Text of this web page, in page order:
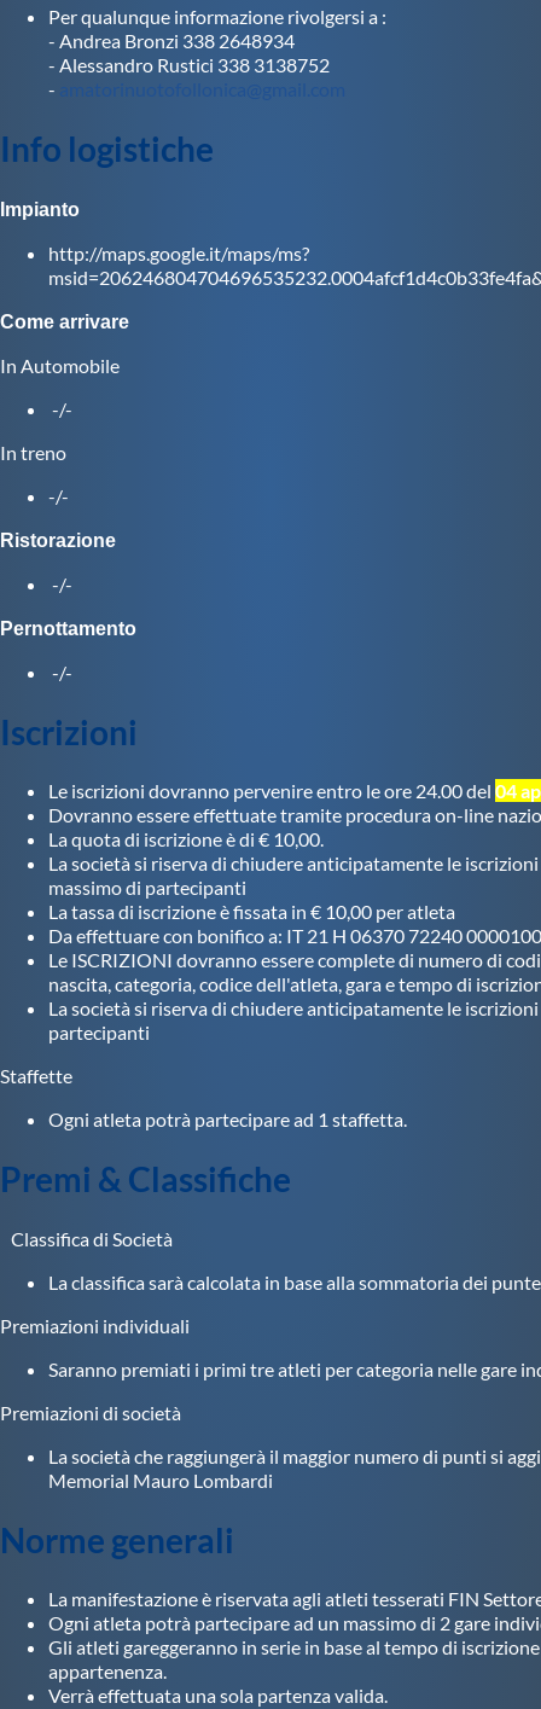
Area Legislativa
Sostenibilità
Privacy
Cookie Policy
Flash News
Galleria fotografica
Webmail
Contatti
Mappa del sito
Per qualunque informazione rivolgersi a :
- Andrea Bronzi 338 2648934
- Alessandro Rustici 338 3138752
- amatorinuotofollonica@gmail.com
Info logistiche
Impianto
http://maps.google.it/maps/ms?
Come arrivare
In Automobile
-/-
In treno
-/-
Ristorazione
-/-
Pernottamento
-/-
Iscrizioni
Le iscrizioni dovranno pervenire entro le ore 24.00 del 04
Dovranno essere effettuate tramite procedura on-line
La quota di iscrizione è di € 10,00.
La società si riserva di chiudere anticipatamente le
massimo di partecipanti
La tassa di iscrizione è fissata in € 10,00 per atleta
Da effettuare con bonifico a: IT 21 H 06370 72240
Le ISCRIZIONI dovranno essere complete di numero di
nascita, categoria, codice dell'atleta, gara e tempo di
La società si riserva di chiudere anticipatamente le
partecipanti
Staffette
Ogni atleta potrà partecipare ad 1 staffetta.
Premi & Classifiche
Classifica di Società
La classifica sarà calcolata in base alla sommatoria dei
Premiazioni individuali
Saranno premiati i primi tre atleti per categoria nelle gare
Premiazioni di società
La società che raggiungerà il maggior numero di punti si
Memorial Mauro Lombardi
Norme generali
La manifestazione è riservata agli atleti tesserati FIN
Ogni atleta potrà partecipare ad un massimo di 2 gare
Gli atleti gareggeranno in serie in base al tempo di
appartenenza.
Verrà effettuata una sola partenza valida.